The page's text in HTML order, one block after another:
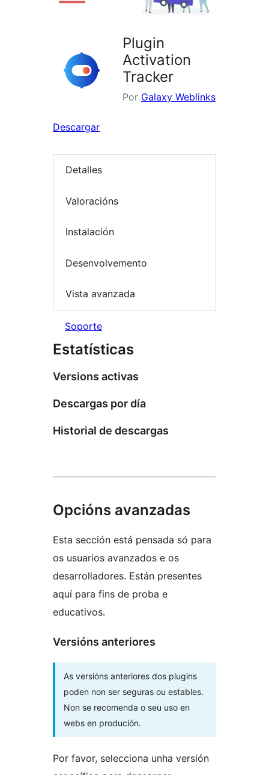
Plugin
Activation
Tracker
Por Galaxy Weblinks
Descargar
Detalles
Valoracións
Instalación
Desenvolvemento
Vista avanzada
Soporte
Estatísticas
Versions activas
Descargas por día
Historial de descargas
Opcións avanzadas
Esta sección está pensada só para
os usuarios avanzados e os
desarrolladores. Están presentes
aquí para fins de proba e
educativos.
Versións anteriores
As versións anteriores dos plugins
poden non ser seguras ou estables.
Non se recomenda o seu uso en
webs en produción.
Por favor, selecciona unha versión